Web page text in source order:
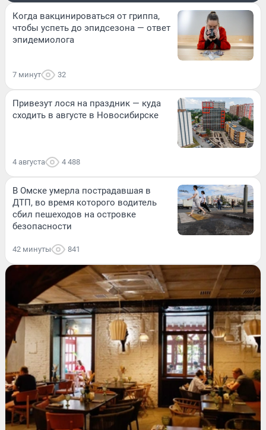
Когда вакцинироваться от гриппа,
чтобы успеть до эпидсезона — ответ
эпидемиолога
7 минут 32
Привезут лося на праздник — куда
сходить в августе в Новосибирске
4 августа 4 488
В Омске умерла пострадавшая в
ДТП, во время которого водитель
сбил пешеходов на островке
безопасности
42 минуты 841